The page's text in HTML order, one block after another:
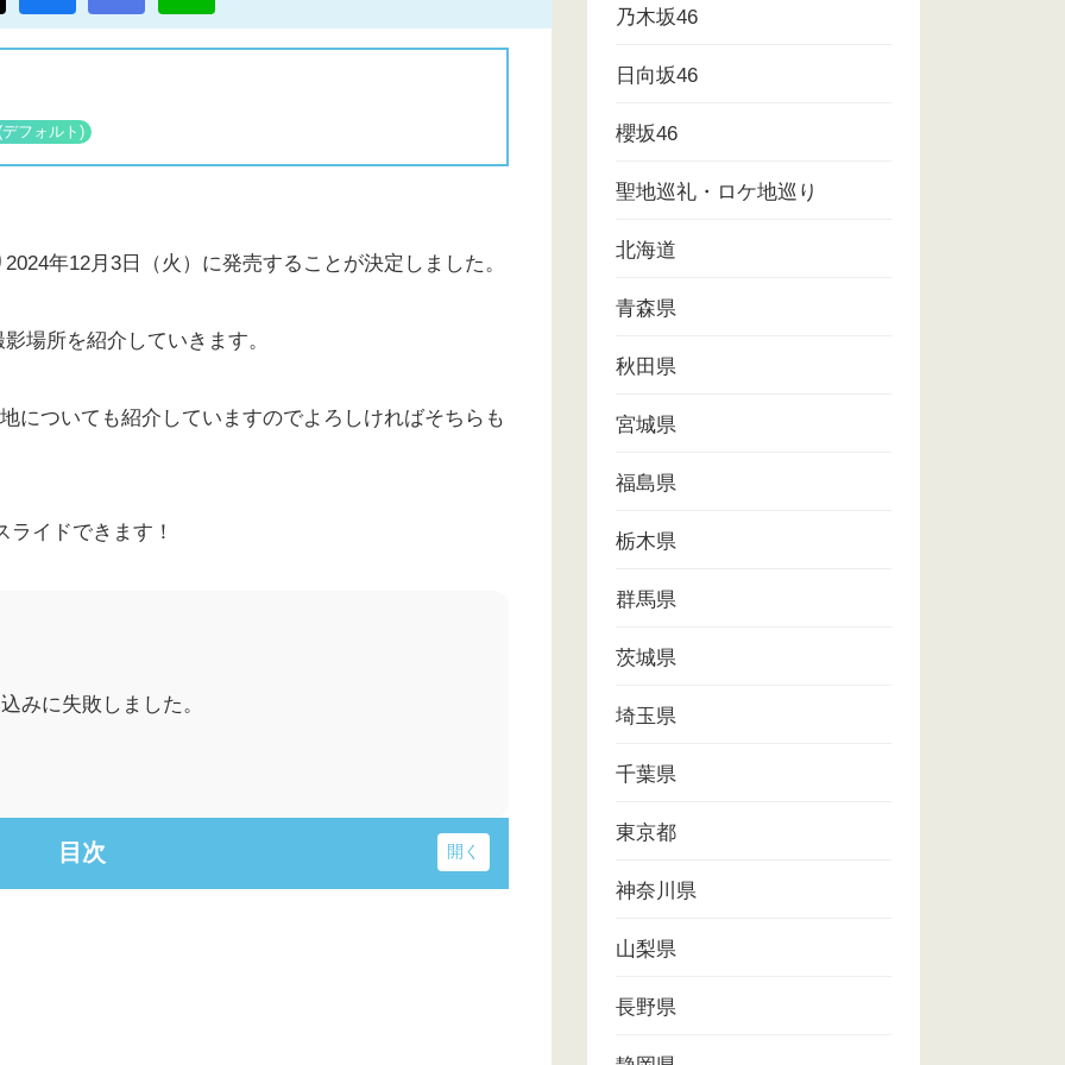
年12月3日（火）に発売することが決定しました。
場所を紹介していきます。
についても紹介していますのでよろしければそちらも
ライドできます！
みに失敗しました。
目次
乃木坂46
日向坂46
櫻坂46
聖地巡礼・ロケ地巡り
北海道
青森県
秋田県
宮城県
福島県
栃木県
群馬県
茨城県
埼玉県
千葉県
東京都
神奈川県
山梨県
長野県